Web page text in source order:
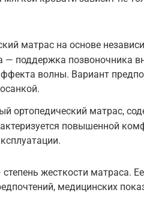
матрас на основе
— поддержка позвоночника
волны. Вариант
ортопедический матрас,
повышенной
жесткости матраса.
медицинских